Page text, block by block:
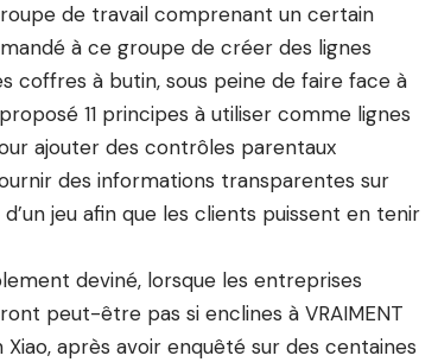
de travail comprenant un certain
à ce groupe de créer des lignes
coffres à butin, sous peine de faire face à
11 principes à utiliser comme lignes
ajouter des contrôles parentaux
des informations transparentes sur
jeu afin que les clients puissent en tenir
deviné, lorsque les entreprises
peut-être pas si enclines à VRAIMENT
après avoir enquêté sur des centaines